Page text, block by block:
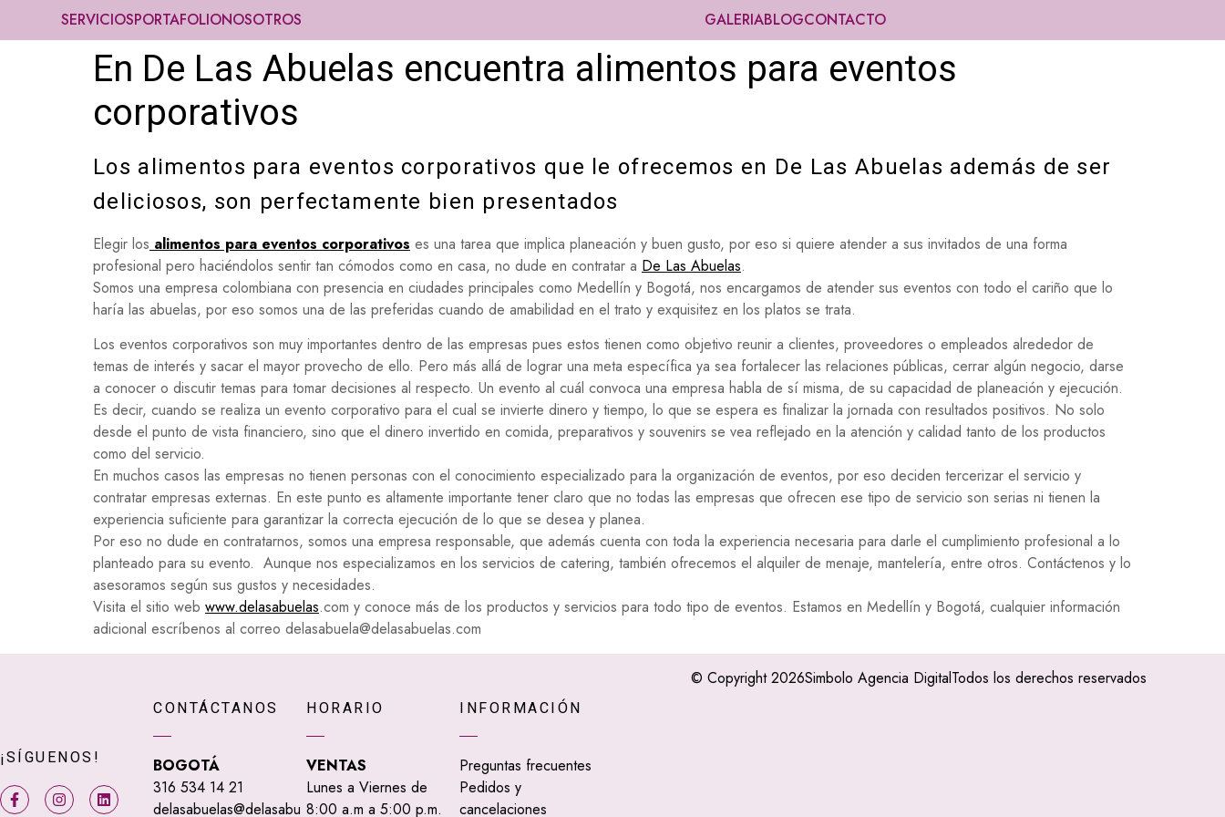
SERVICIOSPORTAFOLIONOSOTROS GALERIABLOGCONTACTO
En De Las Abuelas encuentra alimentos para eventos
corporativos
Los alimentos para eventos corporativos que le ofrecemos en De Las Abuelas además de ser
deliciosos, son perfectamente bien presentados
Elegir los alimentos para eventos corporativos es una tarea que implica planeación y buen gusto, por eso si quiere atender a sus invitados de una forma
profesional pero haciéndolos sentir tan cómodos como en casa, no dude en contratar a De Las Abuelas.
Somos una empresa colombiana con presencia en ciudades principales como Medellín y Bogotá, nos encargamos de atender sus eventos con todo el cariño que lo
haría las abuelas, por eso somos una de las preferidas cuando de amabilidad en el trato y exquisitez en los platos se trata.
Los eventos corporativos son muy importantes dentro de las empresas pues estos tienen como objetivo reunir a clientes, proveedores o empleados alrededor de
temas de interés y sacar el mayor provecho de ello. Pero más allá de lograr una meta específica ya sea fortalecer las relaciones públicas, cerrar algún negocio, darse
a conocer o discutir temas para tomar decisiones al respecto. Un evento al cuál convoca una empresa habla de sí misma, de su capacidad de planeación y ejecución.
Es decir, cuando se realiza un evento corporativo para el cual se invierte dinero y tiempo, lo que se espera es finalizar la jornada con resultados positivos. No solo
desde el punto de vista financiero, sino que el dinero invertido en comida, preparativos y souvenirs se vea reflejado en la atención y calidad tanto de los productos
como del servicio.
En muchos casos las empresas no tienen personas con el conocimiento especializado para la organización de eventos, por eso deciden tercerizar el servicio y
contratar empresas externas. En este punto es altamente importante tener claro que no todas las empresas que ofrecen ese tipo de servicio son serias ni tienen la
experiencia suficiente para garantizar la correcta ejecución de lo que se desea y planea.
Por eso no dude en contratarnos, somos una empresa responsable, que además cuenta con toda la experiencia necesaria para darle el cumplimiento profesional a lo
planteado para su evento. Aunque nos especializamos en los servicios de catering, también ofrecemos el alquiler de menaje, mantelería, entre otros. Contáctenos y lo
asesoramos según sus gustos y necesidades.
Visita el sitio web www.delasabuelas.com y conoce más de los productos y servicios para todo tipo de eventos. Estamos en Medellín y Bogotá, cualquier información
adicional escríbenos al correo delasabuela@delasabuelas.com
¡SÍGUENOS!
CONTÁCTANOS
BOGOTÁ
316 534 14 21
delasabuelas@delasabu
HORARIO
VENTAS
Lunes a Viernes de
8:00 a.m a 5:00 p.m.
INFORMACIÓN
Preguntas frecuentes
Pedidos y
cancelaciones
© Copyright 2026Simbolo Agencia DigitalTodos los derechos reservados